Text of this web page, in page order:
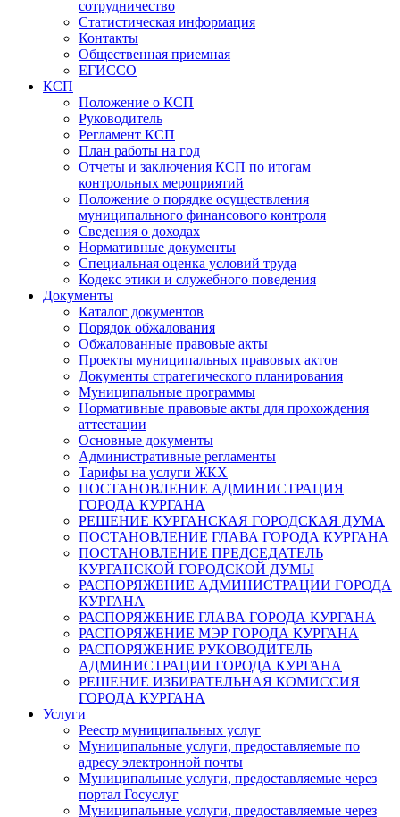
сотрудничество
Статистическая информация
Контакты
Общественная приемная
ЕГИССО
КСП
Положение о КСП
Руководитель
Регламент КСП
План работы на год
Отчеты и заключения КСП по итогам
контрольных мероприятий
Положение о порядке осуществления
муниципального финансового контроля
Сведения о доходах
Нормативные документы
Специальная оценка условий труда
Кодекс этики и служебного поведения
Документы
Каталог документов
Порядок обжалования
Обжалованные правовые акты
Проекты муниципальных правовых актов
Документы стратегического планирования
Муниципальные программы
Нормативные правовые акты для прохождения
аттестации
Основные документы
Административные регламенты
Тарифы на услуги ЖКХ
ПОСТАНОВЛЕНИЕ АДМИНИСТРАЦИЯ
ГОРОДА КУРГАНА
РЕШЕНИЕ КУРГАНСКАЯ ГОРОДСКАЯ ДУМА
ПОСТАНОВЛЕНИЕ ГЛАВА ГОРОДА КУРГАНА
ПОСТАНОВЛЕНИЕ ПРЕДСЕДАТЕЛЬ
КУРГАНСКОЙ ГОРОДСКОЙ ДУМЫ
РАСПОРЯЖЕНИЕ АДМИНИСТРАЦИИ ГОРОДА
КУРГАНА
РАСПОРЯЖЕНИЕ ГЛАВА ГОРОДА КУРГАНА
РАСПОРЯЖЕНИЕ МЭР ГОРОДА КУРГАНА
РАСПОРЯЖЕНИЕ РУКОВОДИТЕЛЬ
АДМИНИСТРАЦИИ ГОРОДА КУРГАНА
РЕШЕНИЕ ИЗБИРАТЕЛЬНАЯ КОМИССИЯ
ГОРОДА КУРГАНА
Услуги
Реестр муниципальных услуг
Муниципальные услуги, предоставляемые по
адресу электронной почты
Муниципальные услуги, предоставляемые через
портал Госуслуг
Муниципальные услуги, предоставляемые через